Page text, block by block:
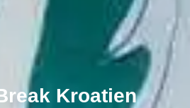
Kroatien